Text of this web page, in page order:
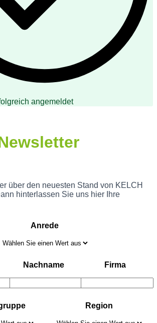
angemeldet
über den neuesten Stand von KELCH
hinterlassen Sie uns hier Ihre
Anrede
Nachname Firma
Region